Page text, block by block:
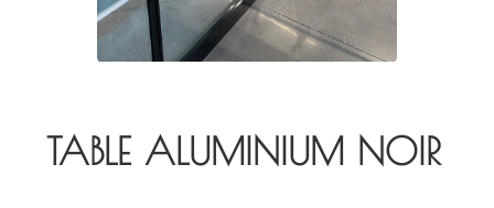
TABLE ALUMINIUM NOIR